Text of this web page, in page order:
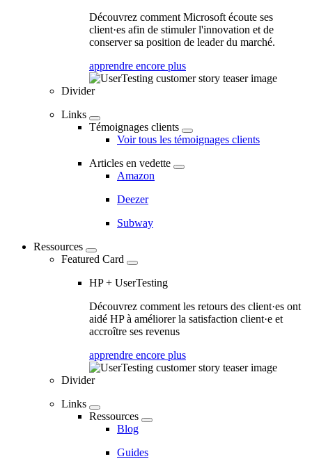
Découvrez comment Microsoft écoute ses
client·es afin de stimuler l'innovation et de
conserver sa position de leader du marché.
apprendre encore plus
Divider
Links
Témoignages clients
Voir tous les témoignages clients
Articles en vedette
Amazon
Deezer
Subway
Ressources
Featured Card
HP + UserTesting
Découvrez comment les retours des client·es ont
aidé HP à améliorer la satisfaction client·e et
accroître ses revenus
apprendre encore plus
Divider
Links
Ressources
Blog
Guides